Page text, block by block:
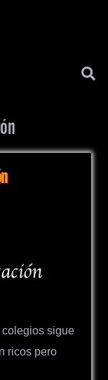
sigue
ricos pero